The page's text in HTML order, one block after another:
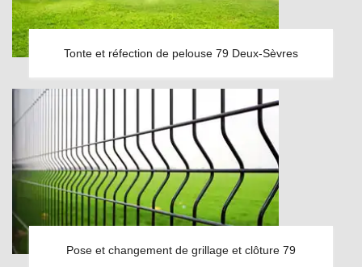
Tonte et réfection de pelouse 79 Deux-Sèvres
Pose et changement de grillage et clôture 79